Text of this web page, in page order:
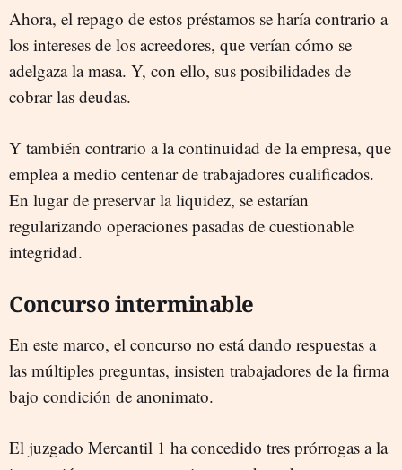
Ahora, el repago de estos préstamos se haría contrario a
los intereses de los acreedores, que verían cómo se
adelgaza la masa. Y, con ello, sus posibilidades de
cobrar las deudas.
Y también contrario a la continuidad de la empresa, que
emplea a medio centenar de trabajadores cualificados.
En lugar de preservar la liquidez, se estarían
regularizando operaciones pasadas de cuestionable
integridad.
Concurso interminable
En este marco, el concurso no está dando respuestas a
las múltiples preguntas, insisten trabajadores de la firma
bajo condición de anonimato.
El juzgado Mercantil 1 ha concedido tres prórrogas a la